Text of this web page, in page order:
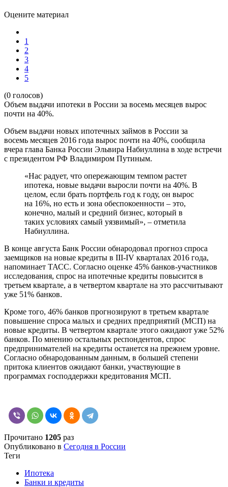
Оцените материал
1
2
3
4
5
(0 голосов)
Объем выдачи ипотеки в России за восемь месяцев вырос
почти на 40%.
Объем выдачи новых ипотечных займов в России за
восемь месяцев 2016 года вырос почти на 40%, сообщила
вчера глава Банка России Эльвира Набиуллина в ходе встречи
с президентом РФ Владимиром Путиным.
«Нас радует, что опережающим темпом растет
ипотека, новые выдачи выросли почти на 40%. В
целом, если брать портфель год к году, он вырос
на 16%, но есть и зона обеспокоенности – это,
конечно, малый и средний бизнес, который в
таких условиях самый уязвимый», – отметила
Набиуллина.
В конце августа Банк России обнародовал прогноз спроса
заемщиков на новые кредиты в III-IV кварталах 2016 года,
напоминает ТАСС. Согласно оценке 45% банков-участников
исследования, спрос на ипотечные кредиты повысится в
третьем квартале, а в четвертом квартале на это рассчитывают
уже 51% банков.
Кроме того, 46% банков прогнозируют в третьем квартале
повышение спроса малых и средних предприятий (МСП) на
новые кредиты. В четвертом квартале этого ожидают уже 52%
банков. По мнению остальных респондентов, спрос
предпринимателей на кредиты останется на прежнем уровне.
Согласно обнародованным данным, в большей степени
притока клиентов ожидают банки, участвующие в
программах господдержки кредитования МСП.
Прочитано 1205 раз
Опубликовано в Сегодня в России
Теги
Ипотека
Банки и кредиты